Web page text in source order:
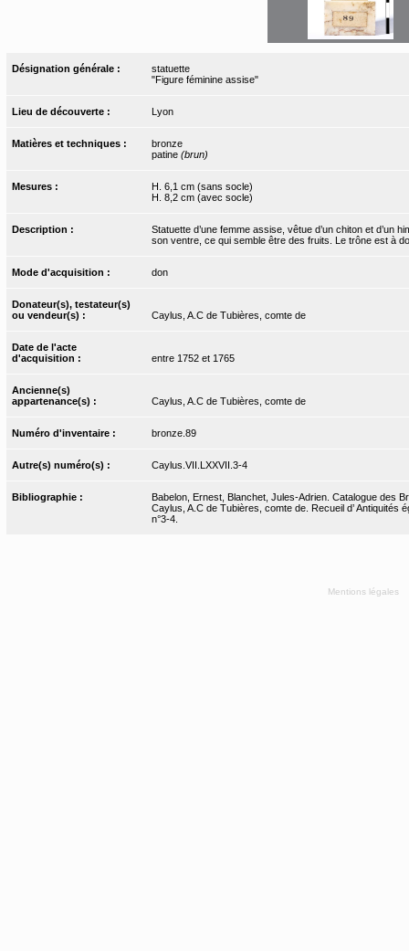
Désignation générale :
statuette
"Figure féminine assise"
Lieu de découverte : Lyon
Matières et techniques :
bronze
patine (brun)
Mesures :
H. 6,1 cm (sans socle)
H. 8,2 cm (avec socle)
Description :
Statuette d’une femme assise, vêtue d’un chiton et d’un
son ventre, ce qui semble être des fruits. Le trône est à
Mode d'acquisition : don
Donateur(s), testateur(s)
ou vendeur(s) :
Caylus, A.C de Tubières, comte de
Date de l'acte
d'acquisition :
entre 1752 et 1765
Ancienne(s)
appartenance(s) :
Caylus, A.C de Tubières, comte de
Numéro d'inventaire : bronze.89
Autre(s) numéro(s) : Caylus.VII.LXXVII.3-4
Bibliographie :
Babelon, Ernest, Blanchet, Jules-Adrien. Catalogue des
Caylus, A.C de Tubières, comte de. Recueil d’
n°3-4.
Mentions légales